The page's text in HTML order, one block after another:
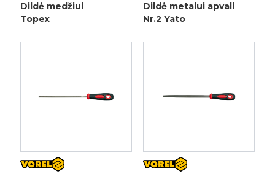
Dildė medžiui
Topex
Dildė metalui apvali
Nr.2 Yato